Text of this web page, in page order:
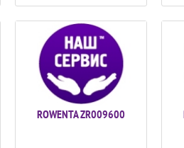
ROWENTA ZR009600